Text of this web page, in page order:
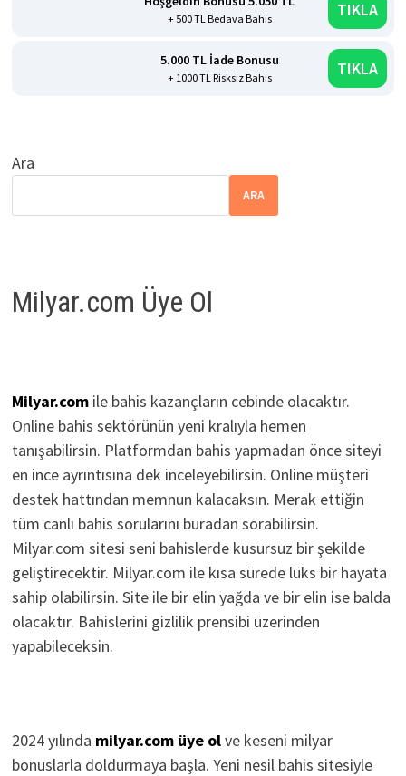
+ 500 TL Bedava Bahis TIKLA
5.000 TL İade Bonusu
+ 1000 TL Risksiz Bahis TIKLA
Ara
ARA
Milyar.com Üye Ol
Milyar.comile bahis kazançların cebinde olacaktır.
Online bahis sektörünün yeni kralıyla hemen
tanışabilirsin. Platformdan bahis yapmadan önce siteyi
en ince ayrıntısına dek inceleyebilirsin. Online müşteri
destek hattından memnun kalacaksın. Merak ettiğin
tüm canlı bahis sorularını buradan sorabilirsin.
Milyar.com sitesi seni bahislerde kusursuz bir şekilde
geliştirecektir. Milyar.com ile kısa sürede lüks bir hayata
sahip olabilirsin. Site ile bir elin yağda ve bir elin ise balda
olacaktır. Bahislerini gizlilik prensibi üzerinden
yapabileceksin.
2024 yılında milyar.com üye olve keseni milyar
bonuslarla doldurmaya başla. Yeni nesil bahis sitesiyle